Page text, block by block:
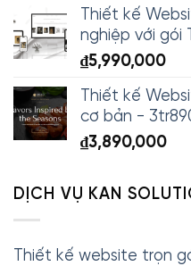
Thiết kế
nghiệp với gói
₫5,990,000
Thiết kế
cơ bản -
₫3,890,000
DỊCH VỤ KAN
Thiết kế website trọn